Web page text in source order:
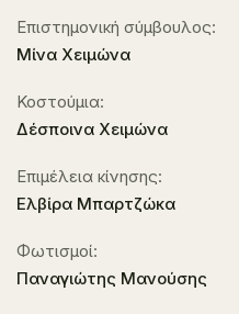
Επιστημονική σύμβουλος:
Mίνα Χειμώνα
Κοστούμια:
Δέσποινα Χειμώνα
Επιμέλεια κίνησης:
Ελβίρα Μπαρτζώκα
Φωτισμοί:
Παναγιώτης Μανούσης